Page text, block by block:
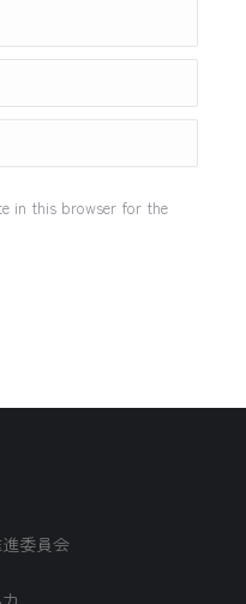
in this browser for the
委員会